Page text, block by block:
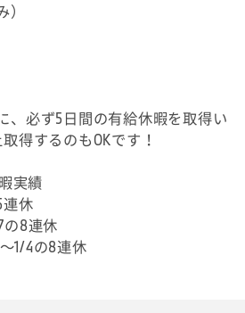
、必ず5日間の有給休暇を取得い
得するのもOKです！
実績
休
8連休
1/4の8連休